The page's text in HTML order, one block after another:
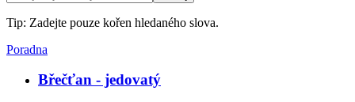
Tip: Zadejte pouze kořen hledaného slova.
Poradna
Břečťan - jedovatý